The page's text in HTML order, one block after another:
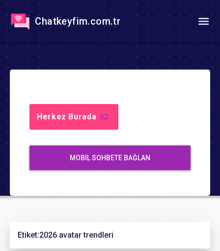
Chatkeyfim.com.tr
Herkez Burada
MOBIL SOHBETE BAĞLAN
Etiket:2026 avatar trendleri